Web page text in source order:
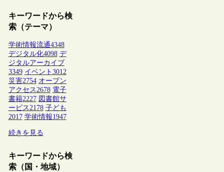
キーワードから検
索（テーマ）
学術情報流通4348
デジタル化4098 デ
ジタルアーカイブ
3349 イベント 3012
災害2754 オープン
アクセス2678 電子
書籍2227 図書館サ
ービス2178 子ども
2017 学術情報1947
続きを見る
キーワードから検
索（国・地域）